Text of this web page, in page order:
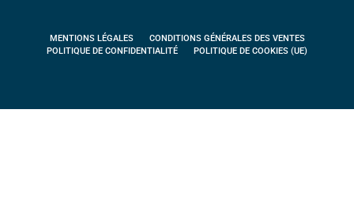
MENTIONS LÉGALES
CONDITIONS GÉNÉRALES DES VENTES
POLITIQUE DE CONFIDENTIALITÉ
POLITIQUE DE COOKIES (UE)